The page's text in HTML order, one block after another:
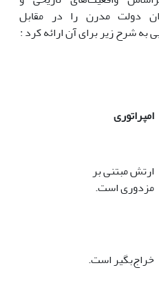
دولت مدرن را در مقابل
به شرح زیر براى آن ارائه کرد :
امپراتورى
ارتش مبتنى بر
مزدورى است.
خراج‌بگیر است.